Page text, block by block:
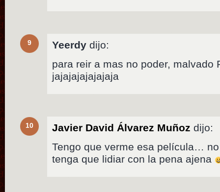
9 Yeerdy dijo:
para reir a mas no poder,
jajajajajajajaja
10 Javier David Álvarez Muñoz dijo:
Tengo que verme esa película…
tenga que lidiar con la pena ajena